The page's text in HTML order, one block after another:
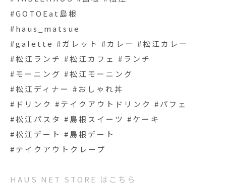
#GOTOEat島根
#haus_matsue
#galette #ガレット #カレー #松江カレー
#松江ランチ #松江カフェ #ランチ
#モーニング #松江モーニング
#松江ディナー #おしゃれ丼
#ドリンク #テイクアウトドリンク #パフェ
#松江パスタ #島根スイーツ #ケーキ
#松江デート #島根デート
#テイクアウトクレープ
HAUS NET STORE はこちら